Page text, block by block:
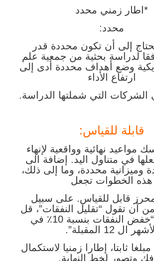
*اطار زمني محدد
محدد:
إلى أن تكون محددة قدر
لدراسة بحثية من جمعية علم
وضع أهداف محددة أدى إلى
ارتفاع الأداء
قابلة للقياس:
مواعيد نهائية وواقعية لإنهاء
في متناول اليد. إضافة الى
وميزانية محددة، وما إلى ذلك،
هذه الخطوات تجعل
قابل للقياس. على سبيل
من أن تقول “تقليل النفقات”، قل
شيئا مثل “خفض النفقات بنسبة 10٪ في
الأشهر ال 12 المقبلة”.
ثابتا، إطارا زمنيا لاستكمال
وتصور لخط النهاية.